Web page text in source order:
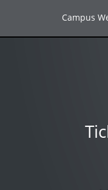
Campus